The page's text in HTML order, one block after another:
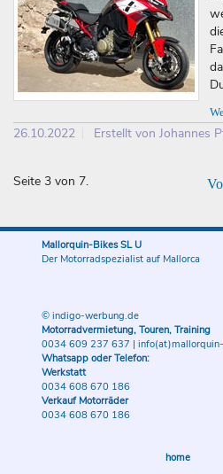
26.10.2022 Erstellt von Johannes
Seite 3 von 7.
Mallorquin-Bikes SL U
Der Motorradspezialist auf Mallorca
© indigo-werbung.de
Motorradvermietung, Touren, Training
0034 609 237 637 |
Whatsapp oder Telefon:
Werkstatt
0034 608 670 186
Verkauf Motorräder
0034 608 670 186
home